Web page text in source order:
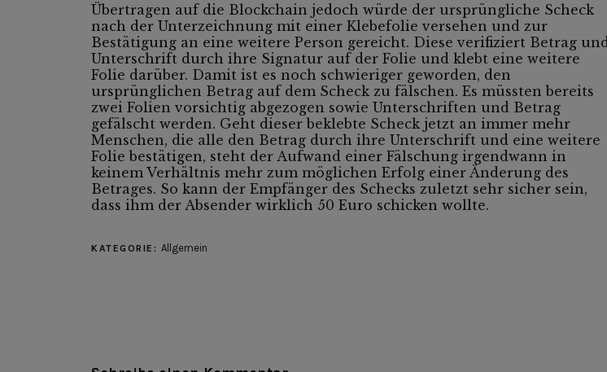
Übertragen auf die Blockchain jedoch würde der ursprüngliche Scheck
nach der Unterzeichnung mit einer Klebefolie versehen und zur
Bestätigung an eine weitere Person gereicht. Diese verifiziert Betrag und
Unterschrift durch ihre Signatur auf der Folie und klebt eine weitere
Folie darüber. Damit ist es noch schwieriger geworden, den
ursprünglichen Betrag auf dem Scheck zu fälschen. Es müssten bereits
zwei Folien vorsichtig abgezogen sowie Unterschriften und Betrag
gefälscht werden. Geht dieser beklebte Scheck jetzt an immer mehr
Menschen, die alle den Betrag durch ihre Unterschrift und eine weitere
Folie bestätigen, steht der Aufwand einer Fälschung irgendwann in
keinem Verhältnis mehr zum möglichen Erfolg einer Änderung des
Betrages. So kann der Empfänger des Schecks zuletzt sehr sicher sein,
dass ihm der Absender wirklich 50 Euro schicken wollte.
KATEGORIE: Allgemein